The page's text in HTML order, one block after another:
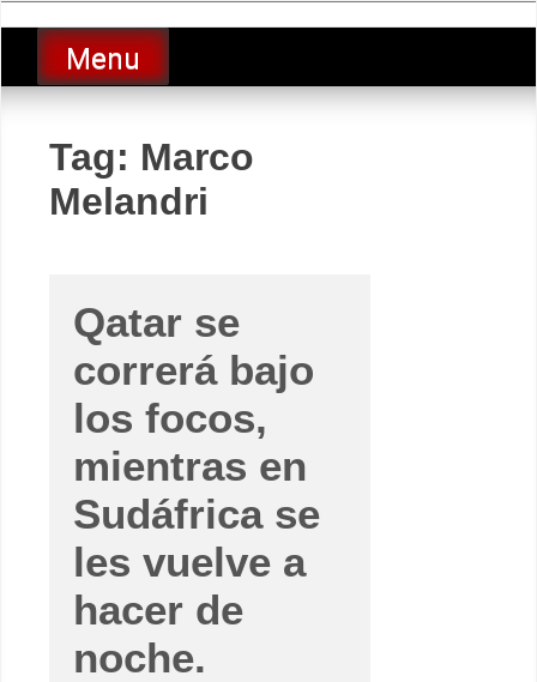
to
contentLucio Lopez GP
luciolopezgp
Menu
Tag: Marco
Melandri
Qatar se
correrá bajo
los focos,
mientras en
Sudáfrica se
les vuelve a
hacer de
noche.